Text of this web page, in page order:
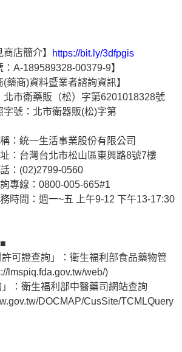
店簡介】
https://bit.ly/3dfpgis
：A-189589328-00379-9】
(藥商)資料暨業者諮詢資訊】
北市衛藥販（松）字第6201018328號
號：北市衛器販(松)字第
：統一生活事業股份有限公司
：台灣台北市松山區東興路8號7樓
：(02)2799-0560
專線：0800-005-665#1
時間：週一~五 上午9-12 下午13-17:30
可證查詢」：衛生福利部食品藥物管
lmspiq.fda.gov.tw/web/)
：衛生福利部中醫藥司網站查詢
DOCMAP/CusSite/TCMLQuery